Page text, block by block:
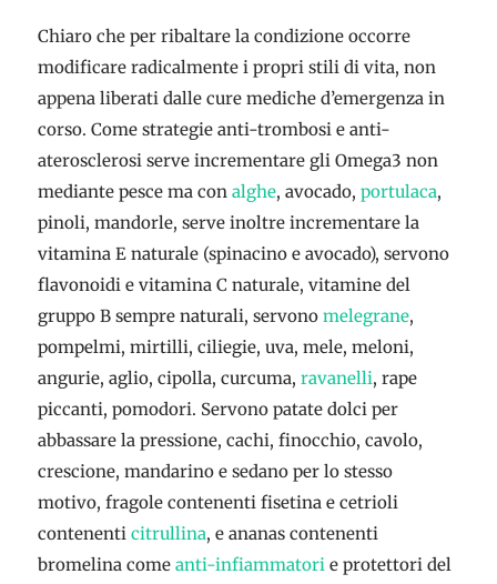
Chiaro che per ribaltare la condizione occorre
modificare radicalmente i propri stili di vita, non
appena liberati dalle cure mediche d’emergenza in
corso. Come strategie anti-trombosi e anti-
aterosclerosi serve incrementare gli Omega3 non
mediante pesce ma con alghe, avocado, portulaca,
pinoli, mandorle, serve inoltre incrementare la
vitamina E naturale (spinacino e avocado), servono
flavonoidi e vitamina C naturale, vitamine del
gruppo B sempre naturali, servono melegrane,
pompelmi, mirtilli, ciliegie, uva, mele, meloni,
angurie, aglio, cipolla, curcuma, ravanelli, rape
piccanti, pomodori. Servono patate dolci per
abbassare la pressione, cachi, finocchio, cavolo,
crescione, mandarino e sedano per lo stesso
motivo, fragole contenenti fisetina e cetrioli
contenenti citrullina, e ananas contenenti
bromelina come anti-infiammatorie protettori del